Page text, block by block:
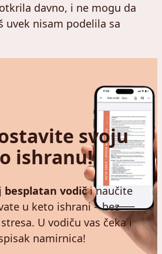
davno, i ne mogu da
uvek nisam podelila sa
svoju
ishranu!
besplatan vodiči naučite
u keto ishrani – bez
U vodiču vas čeka i
namirnica!